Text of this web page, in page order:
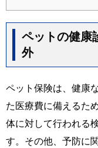
ペットの健康
外
ペット保険は、健康
た医療費に備えるた
体に対して行われる
す。その他、予防に